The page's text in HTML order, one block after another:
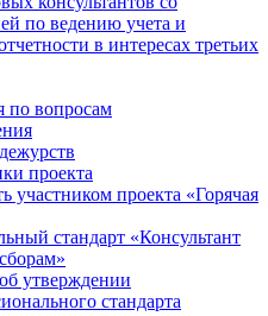
по ведению учета и
в интересах третьих
по вопросам
проекта
участником проекта «Горячая
стандарт «Консультант
утверждении
стандарта